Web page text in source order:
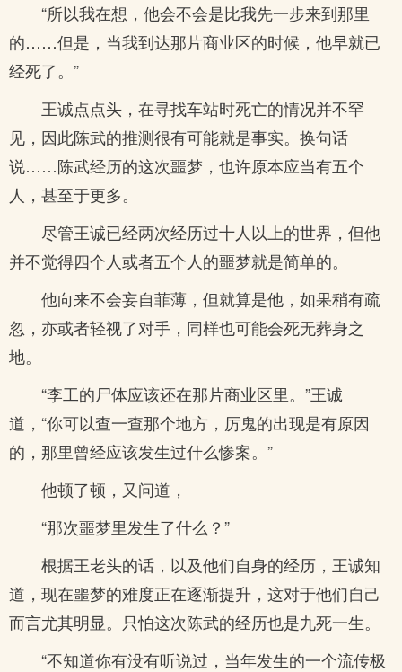
“所以我在想，他会不会是比我先一步来到那里
的……但是，当我到达那片商业区的时候，他早就已
经死了。”
王诚点点头，在寻找车站时死亡的情况并不罕
见，因此陈武的推测很有可能就是事实。换句话
说……陈武经历的这次噩梦，也许原本应当有五个
人，甚至于更多。
尽管王诚已经两次经历过十人以上的世界，但他
并不觉得四个人或者五个人的噩梦就是简单的。
他向来不会妄自菲薄，但就算是他，如果稍有疏
忽，亦或者轻视了对手，同样也可能会死无葬身之
地。
“李工的尸体应该还在那片商业区里。”王诚
道，“你可以查一查那个地方，厉鬼的出现是有原因
的，那里曾经应该发生过什么惨案。”
他顿了顿，又问道，
“那次噩梦里发生了什么？”
根据王老头的话，以及他们自身的经历，王诚知
道，现在噩梦的难度正在逐渐提升，这对于他们自己
而言尤其明显。只怕这次陈武的经历也是九死一生。
“不知道你有没有听说过，当年发生的一个流传极